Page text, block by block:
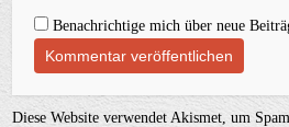
Benachrichtige mich über neue
Diese Website verwendet Akismet, um